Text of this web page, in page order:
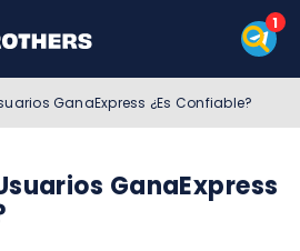
GanaExpress ¿Es Confiable?
GanaExpress